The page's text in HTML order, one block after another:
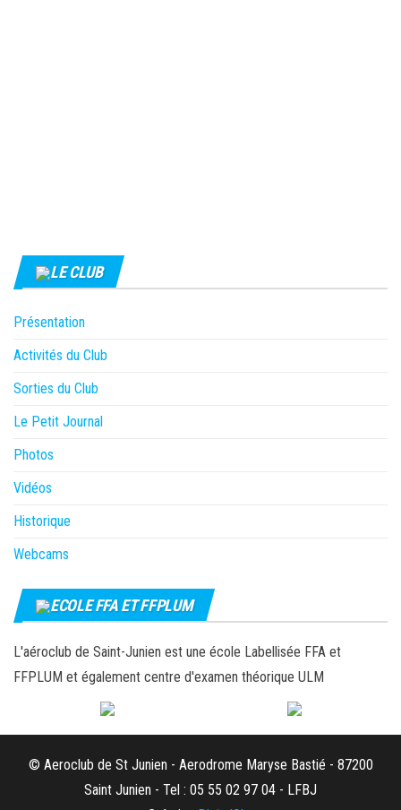
LE CLUB
Présentation
Activités du Club
Sorties du Club
Le Petit Journal
Photos
Vidéos
Historique
Webcams
ECOLE FFA ET FFPLUM
L'aéroclub de Saint-Junien est une école Labellisée FFA et
FFPLUM et également centre d'examen théorique ULM
© Aeroclub de St Junien - Aerodrome Maryse Bastié - 87200
Saint Junien - Tel : 05 55 02 97 04 - LFBJ